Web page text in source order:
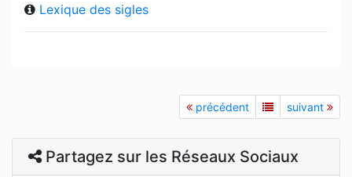
Lexique des sigles
précédent suivant
Partagez sur les Réseaux Sociaux